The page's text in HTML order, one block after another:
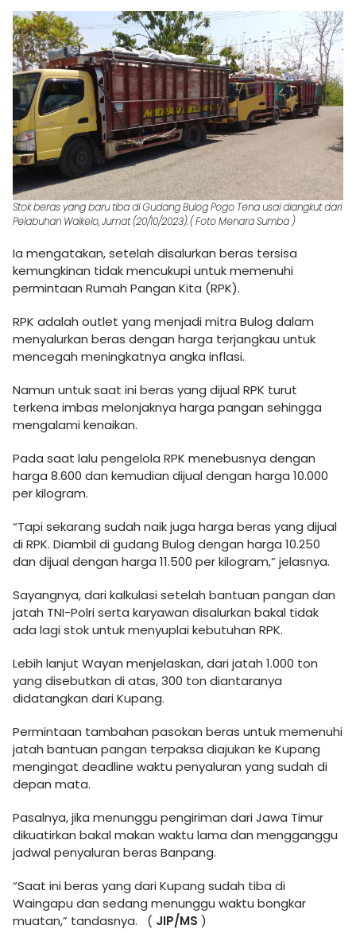
Stok beras yang baru tiba di Gudang Bulog Pogo Tena usai diangkut dari
Pelabuhan Waikelo, Jumat (20/10/2023). ( Foto Menara Sumba )
Ia mengatakan, setelah disalurkan beras tersisa
kemungkinan tidak mencukupi untuk memenuhi
permintaan Rumah Pangan Kita (RPK).
RPK adalah outlet yang menjadi mitra Bulog dalam
menyalurkan beras dengan harga terjangkau untuk
mencegah meningkatnya angka inflasi.
Namun untuk saat ini beras yang dijual RPK turut
terkena imbas melonjaknya harga pangan sehingga
mengalami kenaikan.
Pada saat lalu pengelola RPK menebusnya dengan
harga 8.600 dan kemudian dijual dengan harga 10.000
per kilogram.
“Tapi sekarang sudah naik juga harga beras yang dijual
di RPK. Diambil di gudang Bulog dengan harga 10.250
dan dijual dengan harga 11.500 per kilogram,” jelasnya.
Sayangnya, dari kalkulasi setelah bantuan pangan dan
jatah TNI-Polri serta karyawan disalurkan bakal tidak
ada lagi stok untuk menyuplai kebutuhan RPK.
Lebih lanjut Wayan menjelaskan, dari jatah 1.000 ton
yang disebutkan di atas, 300 ton diantaranya
didatangkan dari Kupang.
Permintaan tambahan pasokan beras untuk memenuhi
jatah bantuan pangan terpaksa diajukan ke Kupang
mengingat deadline waktu penyaluran yang sudah di
depan mata.
Pasalnya, jika menunggu pengiriman dari Jawa Timur
dikuatirkan bakal makan waktu lama dan mengganggu
jadwal penyaluran beras Banpang.
“Saat ini beras yang dari Kupang sudah tiba di
Waingapu dan sedang menunggu waktu bongkar
muatan,” tandasnya. ( JIP/MS )